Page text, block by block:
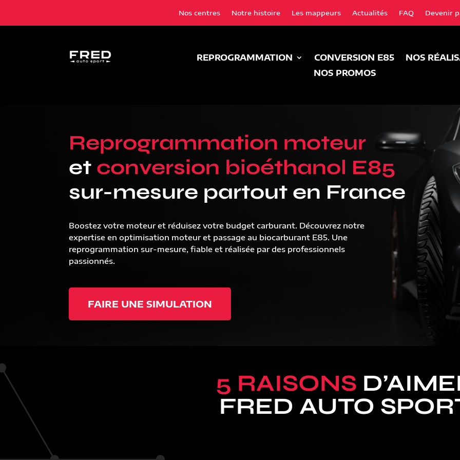
Nos centres Notre histoire Les mappeurs Actualités FAQ Devenir
REPROGRAMMATION CONVERSION E85
NOS
NOS PROMOS
Reprogrammation moteur
et conversion bioéthanol E85
sur-mesure partout en France
Boostez votre moteur et réduisez votre budget carburant. Découvrez notre
expertise en optimisation moteur et passage au biocarburant E85. Une
reprogrammation sur-mesure, fiable et réalisée par des professionnels
passionnés.
FAIRE UNE SIMULATION
5 RAISONS
FRED AUTO